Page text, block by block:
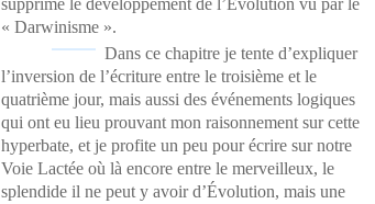
« Darwinisme ».
Dans ce chapitre je tente d’expliquer
l’inversion de l’écriture entre le troisième et le
quatrième jour, mais aussi des événements logiques
qui ont eu lieu prouvant mon raisonnement sur cette
hyperbate, et je profite un peu pour écrire sur notre
Voie Lactée où là encore entre le merveilleux, le
splendide il ne peut y avoir d’Évolution, mais une